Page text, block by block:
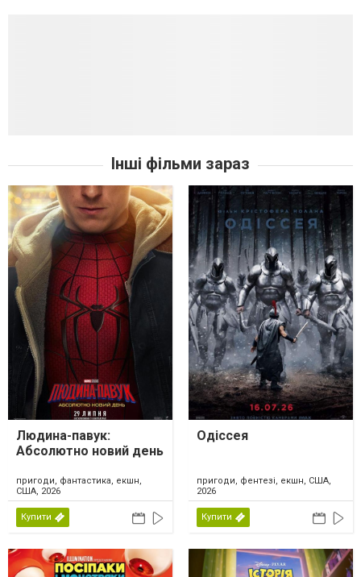
Інші фільми зараз
Людина-павук:
Абсолютно новий день
пригоди, фантастика, екшн,
США, 2026
Купити
Одіссея
пригоди, фентезі, екшн, США,
2026
Купити